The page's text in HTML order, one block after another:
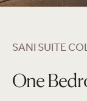
SANI SUITE
One